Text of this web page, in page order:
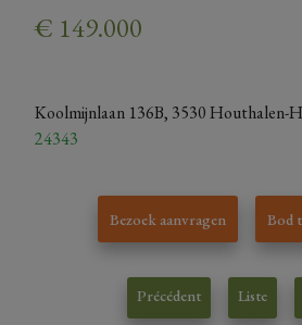
€ 149.000
Koolmijnlaan 136B, 3530 Houthalen-
24343
Bezoek aanvragen Bod
Précédent Liste